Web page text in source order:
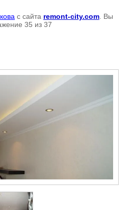
с сайта remont-city.com . Вы
35 из 37